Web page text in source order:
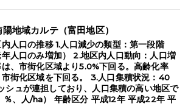
地域カルテ（富田地区）
人口の推移 1.人口減少の類型：第一段階
年人口のみ増加） 2.地区内人口動向：人口増
、市街化区域より5.0%下回る。高齢化率
市街化区域を下回る。 3.人口集積状況：40
シュが連担しており、人口集積の高い地区で
％、人/ha） 年齢区分 平成12年 平成22年 平